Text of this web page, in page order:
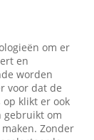
om er
en
worden
voor dat de
klikt er ook
gebruikt om
Zonder